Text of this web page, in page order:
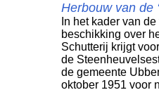
Herbouw van de
In het kader van
beschikking over
Schutterij krijgt
de
de gemeente
oktober 1951 voor